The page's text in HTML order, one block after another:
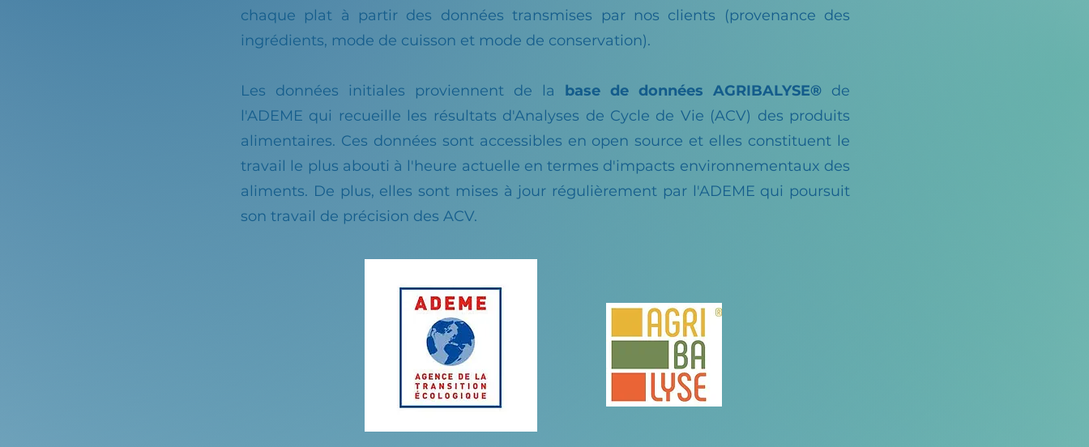
chaque plat à partir des données transmises par nos clients (provenance des
ingrédients, mode de cuisson et mode de conservation).
Les données initiales proviennent de la base de données AGRIBALYSE® de
l'ADEME qui recueille les résultats d'Analyses de Cycle de Vie (ACV) des produits
alimentaires. Ces données sont accessibles en open source et elles constituent le
travail le plus abouti à l'heure actuelle en termes d'impacts environnementaux des
aliments. De plus, elles sont mises à jour régulièrement par l'ADEME qui poursuit
son travail de précision des ACV.